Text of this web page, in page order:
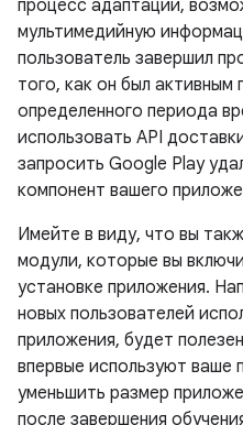
процесс адаптации,
мультимедийную
пользователь завершил
того, как он был активным
определенного периода
использовать API
запросить Google Play
компонент вашего
Имейте в виду, что вы
модули, которые вы
установке приложения.
новых пользователей
приложения, будет
впервые используют ваше
уменьшить размер
после завершения